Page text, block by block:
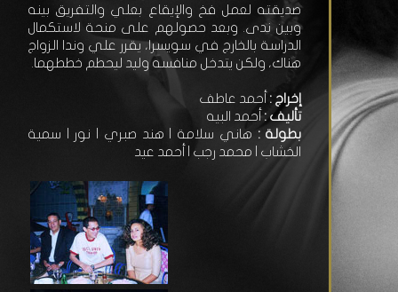
صديقته لعمل فخ والإيقاع بعلي والتفريق بينه
وبين ندى. وبعد حصولهم على منحة لاستكمال
الدراسة بالخارج في سويسرا، يقرر علي وندا الزواج
هناك، ولكن يتدخل منافسه وليد ليحطم خططهما.
إخراج : أحمد عاطف
تأليف :أحمد البيه
بطولة : هاني سلامة | هند صبري | نور | سمية
الخشاب | محمد رجب | أحمد عيد